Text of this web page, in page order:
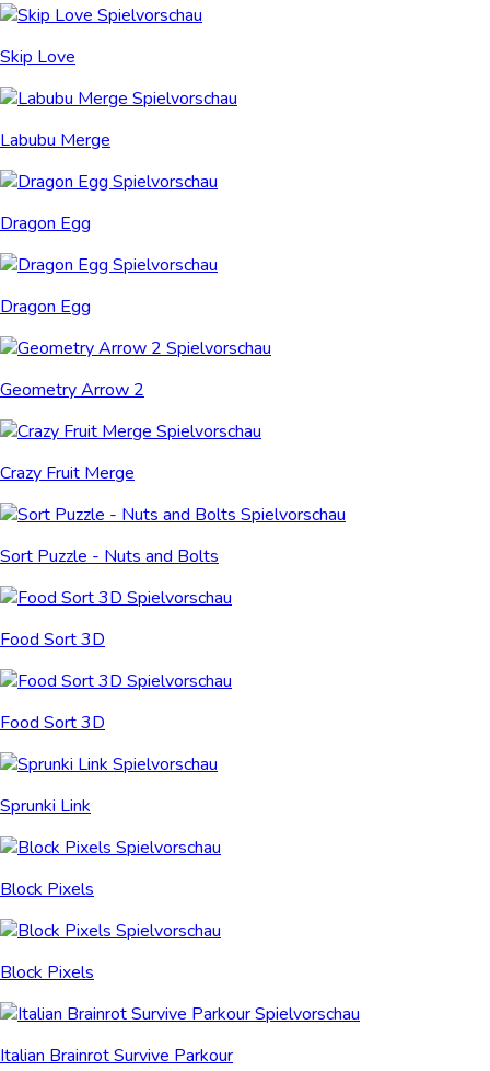
Skip Love
Labubu Merge
Dragon Egg
Dragon Egg
Geometry Arrow 2
Crazy Fruit Merge
Sort Puzzle - Nuts and Bolts
Food Sort 3D
Food Sort 3D
Sprunki Link
Block Pixels
Block Pixels
Italian Brainrot Survive Parkour